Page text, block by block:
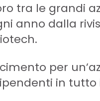
tra le grandi
anno dalla
per
in